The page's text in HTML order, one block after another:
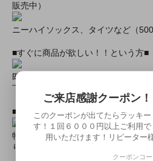
販売中）
ニーハイソックス、タイツなど（
■すぐに商品が欲しい！！という方■
即日配達商品一覧がございますので
下さいませ。
■とにかく安くて高品質な商品が欲
特別割引商品を掲載しています！最
りします！
ご来店感謝クーポン
このクーポンが出てたらラッキ
す！１回６０００円以上ご利用
用いただけます！リピーター
クーポンコー